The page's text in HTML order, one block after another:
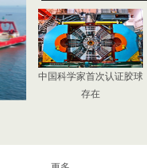
中国科学家首次认证胶球
存在